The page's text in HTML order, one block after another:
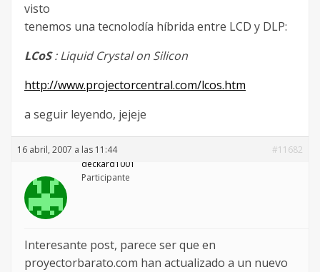
visto
tenemos una tecnolodía híbrida entre LCD y DLP:
LCoS: Liquid Crystal on Silicon
http://www.projectorcentral.com/lcos.htm
a seguir leyendo, jejeje
16 abril, 2007 a las 11:44
#11682
deckard1001
Participante
Interesante post, parece ser que en
proyectorbarato.com han actualizado a un nuevo